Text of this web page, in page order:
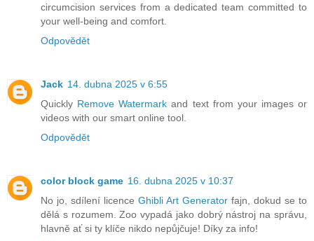
circumcision services from a dedicated team committed to
your well-being and comfort.
Odpovědět
Jack 14. dubna 2025 v 6:55
Quickly Remove Watermark and text from your images or
videos with our smart online tool.
Odpovědět
color block game 16. dubna 2025 v 10:37
No jo, sdílení licence Ghibli Art Generator fajn, dokud se to
dělá s rozumem. Zoo vypadá jako dobrý nástroj na správu,
hlavně ať si ty klíče nikdo nepůjčuje! Díky za info!